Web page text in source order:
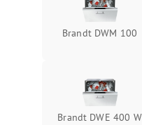
Brandt DWM 100
Brandt DWE 400 W